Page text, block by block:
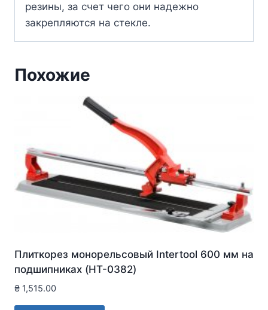
резины, за счет чего они надежно
закрепляются на стекле.
Похожие
Плиткорез монорельсовый Intertool 600 мм на
подшипниках (HT-0382)
₴ 1,515.00